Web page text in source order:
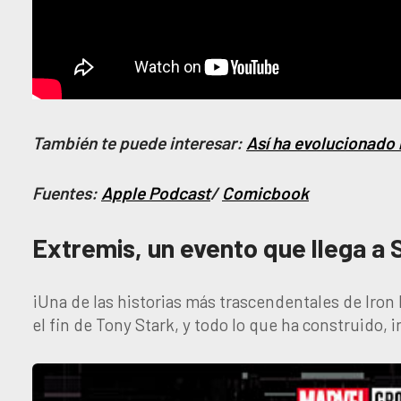
También te puede interesar: Así ha evolucionado
Fuentes: Apple Podcast/Comicbook
Extremis, un evento que llega a
¡Una de las historias más trascendentales de
el fin de Tony Stark, y todo lo que ha construido,